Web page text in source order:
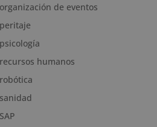
de eventos
humanos